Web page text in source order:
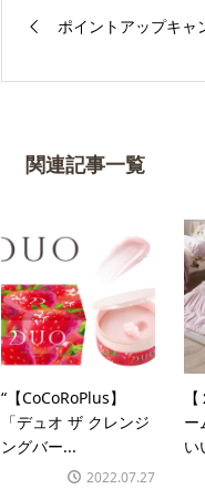
ポイントアップキャ
関連記事一覧
“【CoCoRoPlus】
「デュオ ザ クレンジ
ングバー...
2022.07.27
ー
い